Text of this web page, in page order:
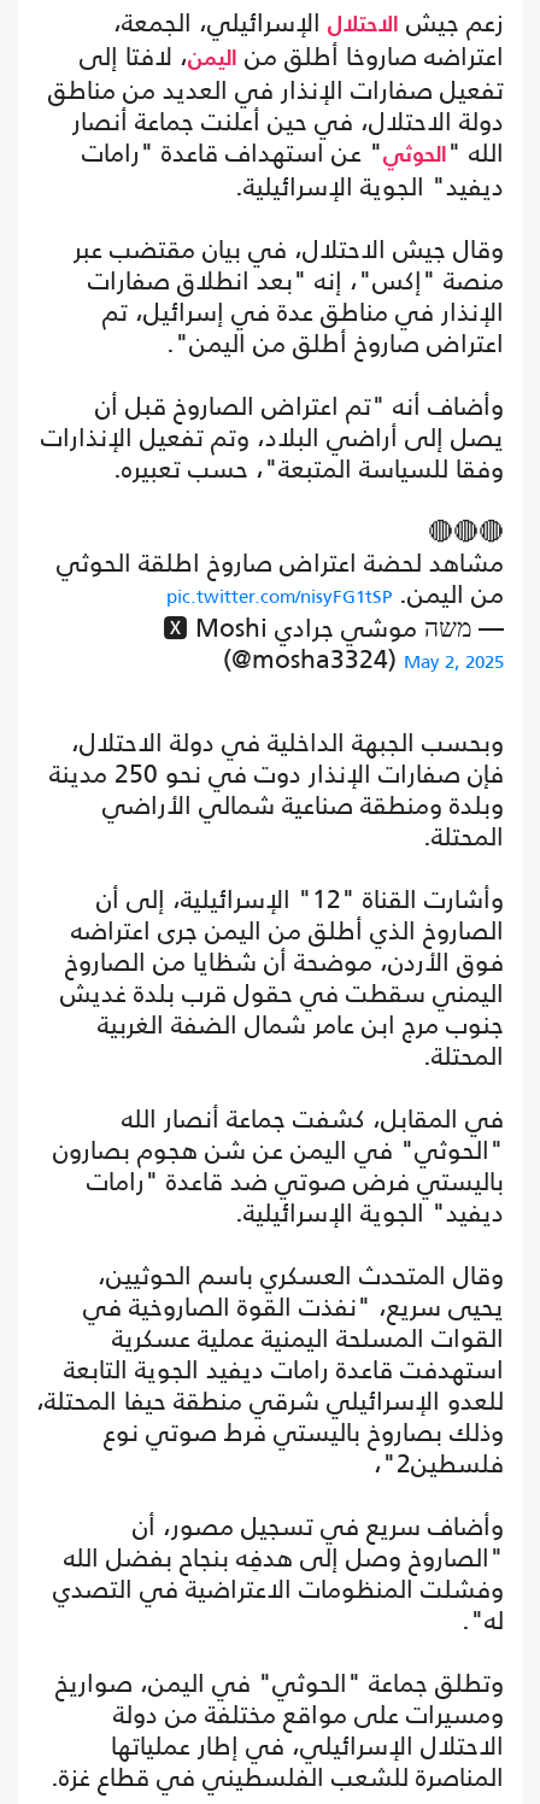
زعم جيش الاحتلال الإسرائيلي، الجمعة،
اعتراضه صاروخا أطلق من
اليمن، لافتا إلى
تفعيل صفارات الإنذار في العديد من مناطق
دولة الاحتلال، في حين أعلنت جماعة أنصار
الله " الحوثي" عن استهداف قاعدة "رامات
ديفيد" الجوية الإسرائيلية.
وقال جيش الاحتلال، في بيان مقتضب عبر
منصة "إكس"، إنه "بعد انطلاق صفارات
الإنذار في مناطق عدة في إسرائيل، تم
اعتراض صاروخ أطلق من اليمن".
وأضاف أنه "تم اعتراض الصاروخ قبل أن
يصل إلى أراضي البلاد، وتم تفعيل الإنذارات
وفقا للسياسة المتبعة"، حسب تعبيره.
🔴🔴🔴
مشاهد لحضة اعتراض صاروخ اطلقة الحوثي
من اليمن. pic.twitter.com/nisyFG1tSP
— משה موشي جرادي 🆇 Moshi
(@mosha3324) May 2, 2025
وبحسب الجبهة الداخلية في دولة الاحتلال،
فإن صفارات الإنذار دوت في نحو 250 مدينة
وبلدة ومنطقة صناعية شمالي الأراضي
المحتلة.
وأشارت القناة "12" الإسرائيلية، إلى أن
الصاروخ الذي أطلق من اليمن جرى اعتراضه
فوق الأردن، موضحة أن شظايا من الصاروخ
اليمني سقطت في حقول قرب بلدة غديش
جنوب مرج ابن عامر شمال الضفة الغربية
المحتلة.
في المقابل، كشفت جماعة أنصار الله
"الحوثي" في اليمن عن شن هجوم بصارون
باليستي فرض صوتي ضد قاعدة "رامات
ديفيد" الجوية الإسرائيلية.
وقال المتحدث العسكري باسم الحوثيين،
يحيى سريع، "نفذت القوة الصاروخية في
القوات المسلحة اليمنية عملية عسكرية
استهدفت قاعدة رامات ديفيد الجوية التابعة
للعدو الإسرائيلي شرقي منطقة حيفا المحتلة،
وذلك بصاروخ باليستي فرط صوتي نوع
فلسطين2"،
وأضاف سريع في تسجيل مصور، أن
"الصاروخ وصل إلى هدفِه بنجاح بفضل الله
وفشلت المنظومات الاعتراضية في التصدي
له".
وتطلق جماعة "الحوثي" في اليمن، صواريخ
ومسيرات على مواقع مختلفة من دولة
الاحتلال الإسرائيلي، في إطار عملياتها
المناصرة للشعب الفلسطيني في قطاع غزة.